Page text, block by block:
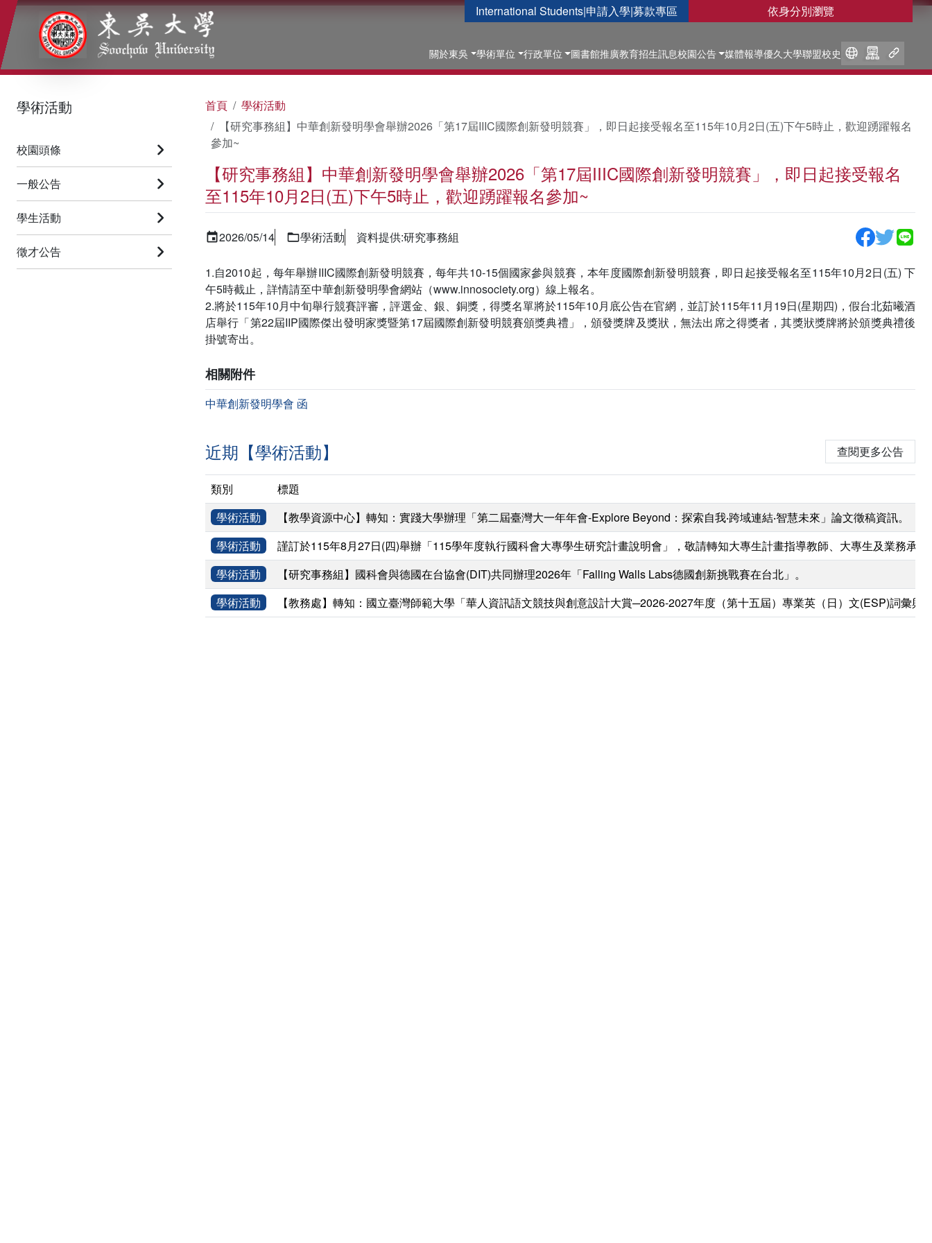
International Students|申請入學|募款專區 依身分別瀏覽
關於東吳 學術單位 行政單位 圖書館推廣教育招生訊息校園公告 媒體報導優久大學聯盟校史
:::
學術活動
校園頭條
一般公告
學生活動
徵才公告
首頁
學術活動
【研究事務組】中華創新發明學會舉辦2026「第17屆IIIC國際創新發明競賽」，即日起接受報名至115年10月2日(五)下午5時止，歡迎踴躍報名
參加~
【研究事務組】中華創新發明學會舉辦2026「第17屆IIIC國際創新發明競賽」，即日起接受報名
至115年10月2日(五)下午5時止，歡迎踴躍報名參加~
2026/05/14 學術活動 資料提供:研究事務組
1.自2010起，每年舉辦IIIC國際創新發明競賽，每年共10-15個國家參與競賽，本年度國際創新發明競賽，即日起接受報名至115年10月2日(五) 下
午5時截止，詳情請至中華創新發明學會網站（www.innosociety.org）線上報名。
2.將於115年10月中旬舉行競賽評審，評選金、銀、銅獎，得獎名單將於115年10月底公告在官網，並訂於115年11月19日(星期四)，假台北茹曦酒
店舉行「第22屆IIP國際傑出發明家獎暨第17屆國際創新發明競賽頒獎典禮」，頒發獎牌及獎狀，無法出席之得獎者，其獎狀獎牌將於頒獎典禮後
掛號寄出。
相關附件
中華創新發明學會 函
近期【學術活動】 查閱更多公告
類別
標題
學術活動
【教學資源中心】轉知：實踐大學辦理「第二屆臺灣大一年年會-Explore Beyond：探索自我‧跨域連結‧智慧未來」論文徵稿資訊。
學術活動
謹訂於115年8月27日(四)舉辦「115學年度執行國科會大專學生研究計畫說明會」，敬請轉知大專生計畫指導教師、大專生及業務承
學術活動
【研究事務組】國科會與德國在台協會(DIT)共同辦理2026年「Falling Walls Labs德國創新挑戰賽在台北」。
學術活動
【教務處】轉知：國立臺灣師範大學「華人資訊語文競技與創意設計大賞─2026-2027年度（第十五屆）專業英（日）文(ESP)詞彙